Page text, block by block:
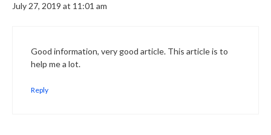
July 27, 2019 at 11:01 am
Good information, very good article. This article is to
help me a lot.
Reply